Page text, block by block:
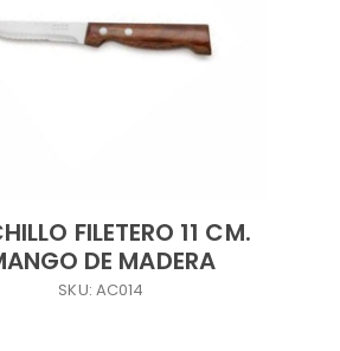
FILETERO 11 CM.
DE MADERA
SKU: AC014